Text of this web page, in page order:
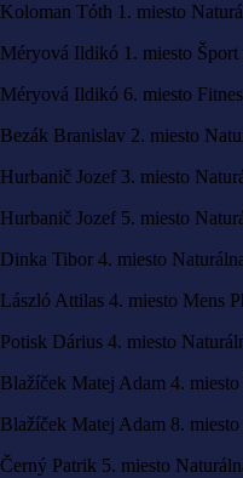
Koloman Tóth 1. miesto
Méryová Ildikó 1. miesto
Méryová Ildikó 6. miesto
Bezák Branislav 2. miesto
Hurbanič Jozef 3. miesto
Hurbanič Jozef 5. miesto
Dinka Tibor 4. miesto
László Attilas 4. miesto Mens
Potisk Dárius 4. miesto
Blažíček Matej Adam 4.
Blažíček Matej Adam 8.
Černý Patrik 5. miesto